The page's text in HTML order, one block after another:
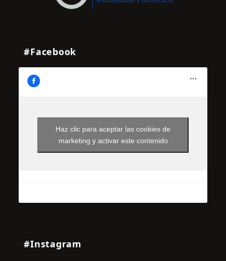
#Facebook
Haz clic para aceptar las cookies de
marketing y activar este contenido
#Instagram